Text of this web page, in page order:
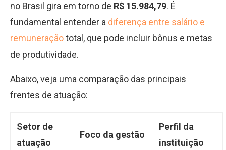
no Brasil gira em torno de R$ 15.984,79. É
fundamental entender a diferença entre salário e
remuneraçãototal, que pode incluir bônus e metas
de produtividade.
Abaixo, veja uma comparação das principais
frentes de atuação:
Setor de
atuação
Foco da gestão
Perfil da
instituição